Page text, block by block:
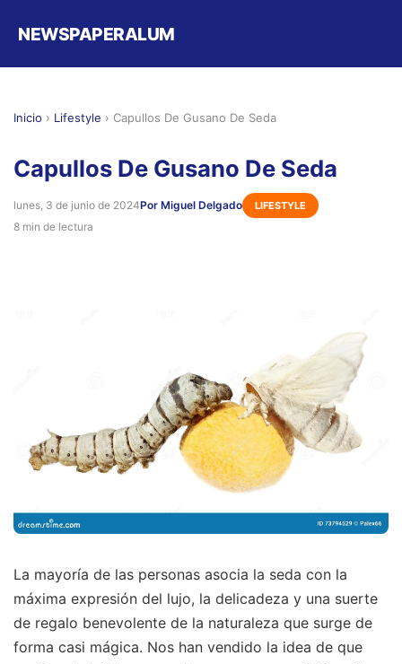
NEWSPAPERALUM
Inicio › Lifestyle › Capullos De Gusano De Seda
Capullos De Gusano De Seda
lunes, 3 de junio de 2024Por Miguel Delgado LIFESTYLE
8 min de lectura
La mayoría de las personas asocia la seda con la
máxima expresión del lujo, la delicadeza y una suerte
de regalo benevolente de la naturaleza que surge de
forma casi mágica. Nos han vendido la idea de que